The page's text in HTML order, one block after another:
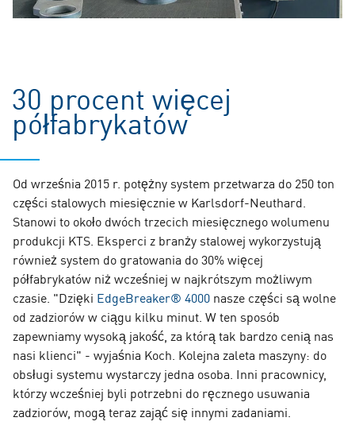
30 procent więcej
półfabrykatów
Od września 2015 r. potężny system przetwarza do 250 ton
części stalowych miesięcznie w Karlsdorf-Neuthard.
Stanowi to około dwóch trzecich miesięcznego wolumenu
produkcji KTS. Eksperci z branży stalowej wykorzystują
również system do gratowania do 30% więcej
półfabrykatów niż wcześniej w najkrótszym możliwym
czasie. "Dzięki EdgeBreaker® 4000 nasze części są wolne
od zadziorów w ciągu kilku minut. W ten sposób
zapewniamy wysoką jakość, za którą tak bardzo cenią nas
nasi klienci" - wyjaśnia Koch. Kolejna zaleta maszyny: do
obsługi systemu wystarczy jedna osoba. Inni pracownicy,
którzy wcześniej byli potrzebni do ręcznego usuwania
zadziorów, mogą teraz zająć się innymi zadaniami.